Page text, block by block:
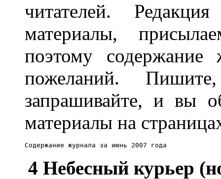
читателей.
материалы,
поэтому содержание
пожеланий. Пишите,
запрашивайте, и вы
материалы на
Содержание журнала за июнь 2007 года
4 Небесный курьер